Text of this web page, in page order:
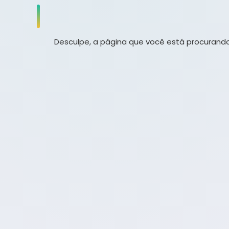
Desculpe, a página que você está